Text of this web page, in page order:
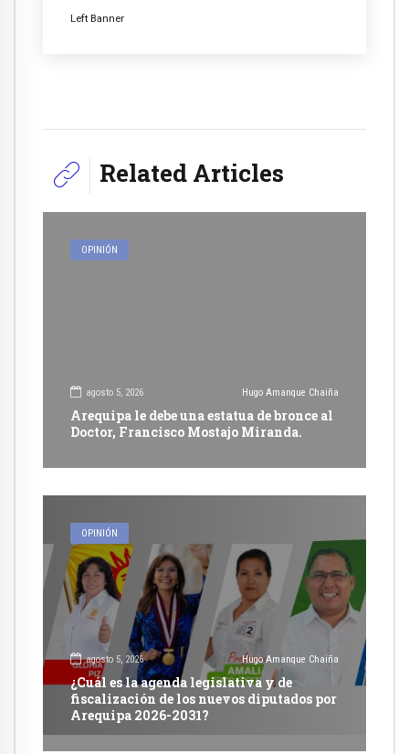
Left Banner
Related Articles
OPINIÓN
agosto 5, 2026 Hugo Amanque Chaiña
Arequipa le debe una estatua de bronce al
Doctor, Francisco Mostajo Miranda.
OPINIÓN
agosto 5, 2026 Hugo Amanque Chaiña
¿Cuál es la agenda legislativa y de
fiscalización de los nuevos diputados por
Arequipa 2026-2031?